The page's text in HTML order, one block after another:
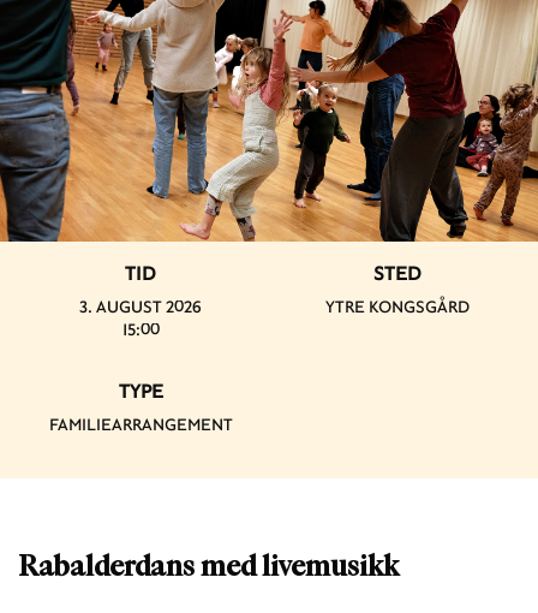
Rabalderdans med livemusikk
TID
3. AUGUST 2026
15:00
STED
YTRE KONGSGÅRD
TYPE
FAMILIEARRANGEMENT